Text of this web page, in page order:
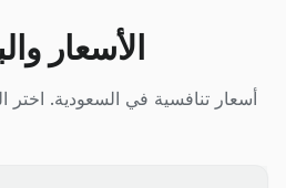
الأسعار
أسعار تنافسية في السعودية. اختر